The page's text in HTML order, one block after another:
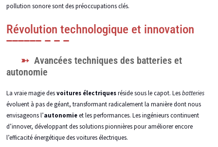
pollution sonore sont des préoccupations clés.
Révolution technologique et innovation
Avancées techniques des batteries et
autonomie
La vraie magie desvoitures électriquesréside sous le capot. Lesbatteries
évoluent à pas de géant, transformant radicalement la manière dont nous
envisageons l’autonomieet les performances. Les ingénieurs continuent
d’innover, développant des solutions pionnières pour améliorer encore
l’efficacité énergétique des voitures électriques.